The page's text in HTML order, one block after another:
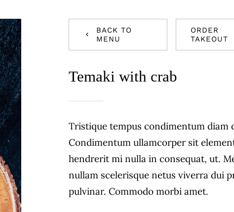
BACK TO
MENU
ORDER
TAKEOUT
Temaki with crab
Tristique tempus condimentum diam
Condimentum ullamcorper sit
hendrerit mi nulla in consequat, ut.
nullam scelerisque netus viverra dui
pulvinar. Commodo morbi amet.